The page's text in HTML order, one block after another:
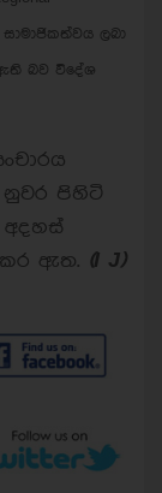
සාමාජිකත්වය ලබා
බව විදේශ
නුවර පිහිටි
අදහස්
කර ඇත. (I J)